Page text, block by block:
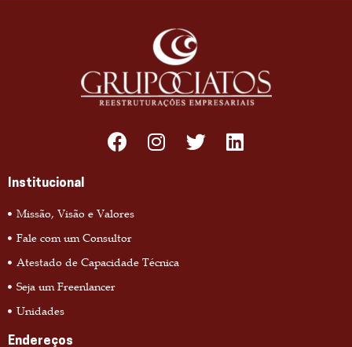
Institucional
Missão, Visão e Valores
Fale com um Consultor
Atestado de Capacidade Técnica
Seja um Freenlancer
Unidades
Endereços